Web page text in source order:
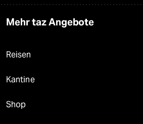
Mehr taz Angebote
Reisen
Kantine
Shop